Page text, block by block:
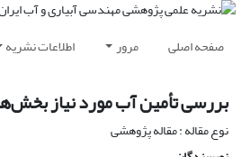
صفحه اصلی مرور اطلاعات نشریه
بررسی تأمین آب مورد نیاز
نوع مقاله : مقاله پژوهشی